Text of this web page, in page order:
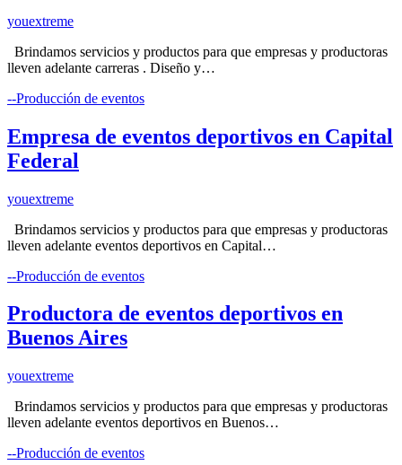
youextreme
Brindamos servicios y productos para que empresas y productoras
lleven adelante carreras . Diseño y…
--Producción de eventos
Empresa de eventos deportivos en Capital
Federal
youextreme
Brindamos servicios y productos para que empresas y productoras
lleven adelante eventos deportivos en Capital…
--Producción de eventos
Productora de eventos deportivos en
Buenos Aires
youextreme
Brindamos servicios y productos para que empresas y productoras
lleven adelante eventos deportivos en Buenos…
--Producción de eventos